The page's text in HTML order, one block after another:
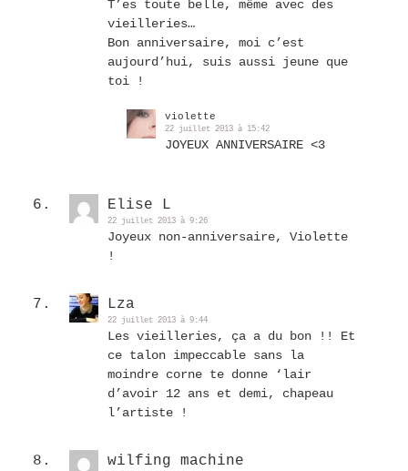
T’es toute belle, même avec des
vieilleries…
Bon anniversaire, moi c’est
aujourd’hui, suis aussi jeune que
toi !
violette
22 juillet 2013 à 15:42
JOYEUX ANNIVERSAIRE <3
Elise L
22 juillet 2013 à 9:26
Joyeux non-anniversaire, Violette
!
Lza
22 juillet 2013 à 9:44
Les vieilleries, ça a du bon !! Et
ce talon impeccable sans la
moindre corne te donne ‘lair
d’avoir 12 ans et demi, chapeau
l’artiste !
wilfing machine